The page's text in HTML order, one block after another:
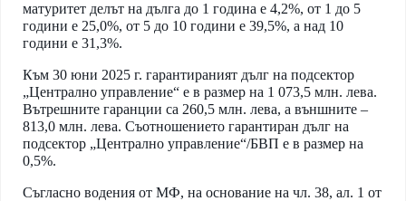
матуритет делът на дълга до 1 година е 4,2%, от 1 до 5
години е 25,0%, от 5 до 10 години е 39,5%, а над 10
години е 31,3%.
Към 30 юни 2025 г. гарантираният дълг на подсектор
„Централно управление“ е в размер на 1 073,5 млн. лева.
Вътрешните гаранции са 260,5 млн. лева, а външните –
813,0 млн. лева. Съотношението гарантиран дълг на
подсектор „Централно управление“/БВП е в размер на
0,5%.
Съгласно водения от МФ, на основание на чл. 38, ал. 1 от